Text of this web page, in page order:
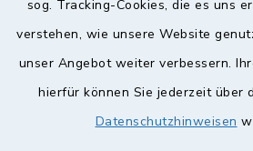
sog. Tracking-Cookies, die es uns
verstehen, wie unsere Website
unser Angebot weiter verbessern.
hierfür können Sie jederzeit über
Datenschutzhinweisen
Quicklinks
Landkreis Lichtenfels